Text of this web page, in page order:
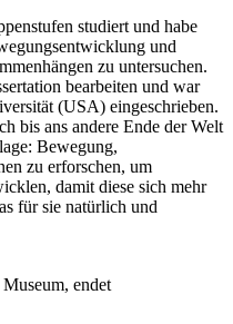
studiert und habe
und
zu untersuchen.
bearbeiten und war
(USA) eingeschrieben.
bis ans andere Ende der Welt
Bewegung,
zu erforschen, um
damit diese sich mehr
für sie natürlich und
endet